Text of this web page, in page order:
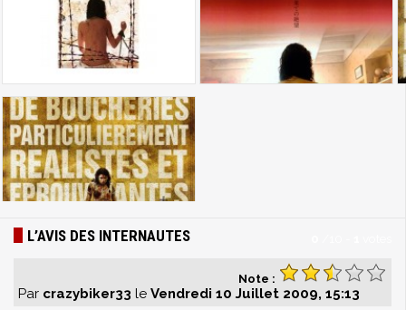
L’AVIS DES INTERNAUTES
Note :
Par crazybiker33 le Vendredi 10 Juillet 2009, 15:13